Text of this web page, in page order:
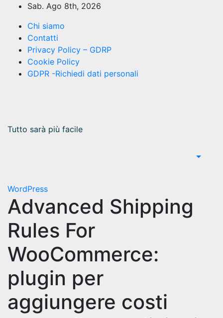
contenuto
Sab. Ago 8th, 2026
Chi siamo
Contatti
Privacy Policy – GDRP
Cookie Policy
GDPR -Richiedi dati personali
Tutto sarà più facile
WordPress
Advanced Shipping
Rules For
WooCommerce:
plugin per
aggiungere costi